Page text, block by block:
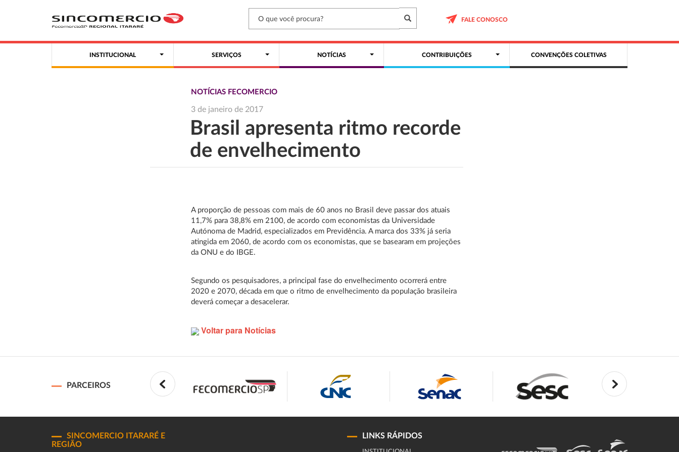
FALE CONOSCO
INSTITUCIONAL SERVIÇOS NOTÍCIAS CONTRIBUIÇÕES CONVENÇÕES COLETIVAS
NOTÍCIAS FECOMERCIO
3 de janeiro de 2017
Brasil apresenta ritmo recorde
de envelhecimento
A proporção de pessoas com mais de 60 anos no Brasil deve passar dos atuais
11,7% para 38,8% em 2100, de acordo com economistas da Universidade
Autónoma de Madrid, especializados em Previdência. A marca dos 33% já seria
atingida em 2060, de acordo com os economistas, que se basearam em projeções
da ONU e do IBGE.
Segundo os pesquisadores, a principal fase do envelhecimento ocorrerá entre
2020 e 2070, década em que o ritmo de envelhecimento da população brasileira
deverá começar a desacelerar.
Voltar para Notícias
PARCEIROS
SINCOMERCIO ITARARÉ E
REGIÃO
LINKS RÁPIDOS